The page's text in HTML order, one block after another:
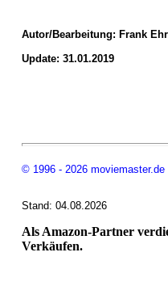
Autor/Bearbeitung: Frank
Update: 31.01.2019
© 1996 - 2026 moviemaster.de
Stand: 04.08.2026
Als Amazon-Partner
Verkäufen.